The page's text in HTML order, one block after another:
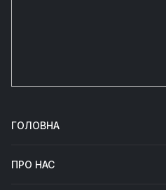
ГОЛОВНА
ПРО НАС